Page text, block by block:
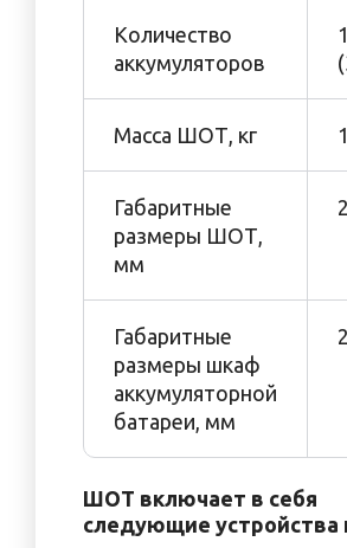
Количество
аккумуляторов
Масса ШОТ, кг
Габаритные
размеры ШОТ,
мм
Габаритные
размеры шкаф
аккумуляторной
батареи, мм
ШОТ включает в себя
следующие устройства